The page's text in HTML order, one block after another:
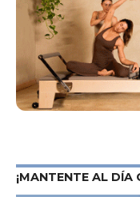
¡MANTENTE AL DÍA